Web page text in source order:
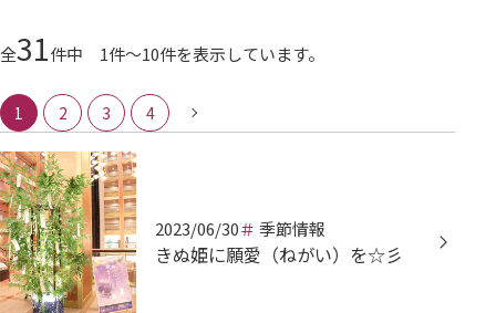
全31件中 1件～10件を表示しています。
1 2 3 4
2023/06/30 季節情報
きぬ姫に願愛（ねがい）を☆彡